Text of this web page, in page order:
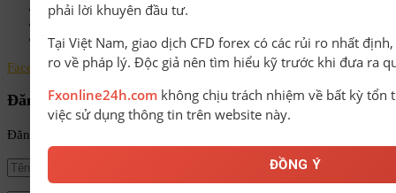
Chính sách bảo mật
Liên hệ
Facebook Instagram Linkedin Youtube Email
Đăng ký nhận tin
Đăng ký để nhận tin tức mới nhất từ FxOnline24h!
phải lời khuyên đầu tư.
Tại Việt Nam, giao dịch CFD forex có các rủi ro nhất
ro về pháp lý. Độc giả nên tìm hiểu kỹ trước khi đưa ra
Fxonline24h.com không chịu trách nhiệm về bất kỳ tổn
việc sử dụng thông tin trên website này.
ĐỒNG Ý